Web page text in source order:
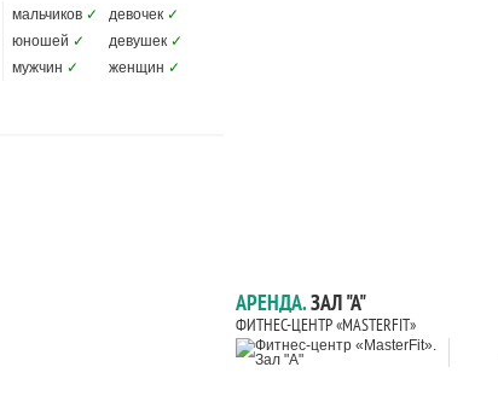
мальчиков ✓ девочек ✓
юношей ✓ девушек ✓
мужчин ✓ женщин ✓
АРЕНДА.ЗАЛ "А"
ФИТНЕС-ЦЕНТР «MASTERFIT»